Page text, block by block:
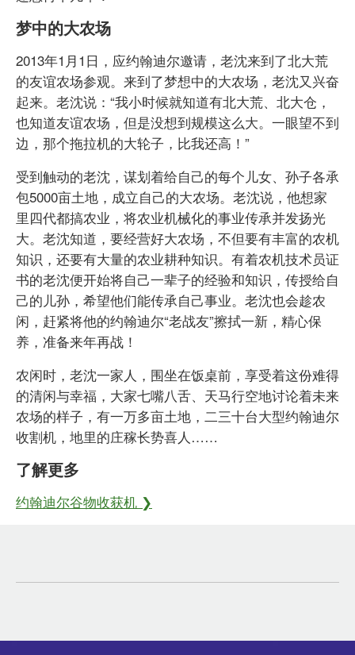
梦中的大农场
2013年1月1日，应约翰迪尔邀请，老沈来到了北大荒
的友谊农场参观。来到了梦想中的大农场，老沈又兴奋
起来。老沈说：“我小时候就知道有北大荒、北大仓，
也知道友谊农场，但是没想到规模这么大。一眼望不到
边，那个拖拉机的大轮子，比我还高！”
受到触动的老沈，谋划着给自己的每个儿女、孙子各承
包5000亩土地，成立自己的大农场。老沈说，他想家
里四代都搞农业，将农业机械化的事业传承并发扬光
大。老沈知道，要经营好大农场，不但要有丰富的农机
知识，还要有大量的农业耕种知识。有着农机技术员证
书的老沈便开始将自己一辈子的经验和知识，传授给自
己的儿孙，希望他们能传承自己事业。老沈也会趁农
闲，赶紧将他的约翰迪尔“老战友”擦拭一新，精心保
养，准备来年再战！
农闲时，老沈一家人，围坐在饭桌前，享受着这份难得
的清闲与幸福，大家七嘴八舌、天马行空地讨论着未来
农场的样子，有一万多亩土地，二三十台大型约翰迪尔
收割机，地里的庄稼长势喜人……
了解更多
约翰迪尔谷物收获机 ❯